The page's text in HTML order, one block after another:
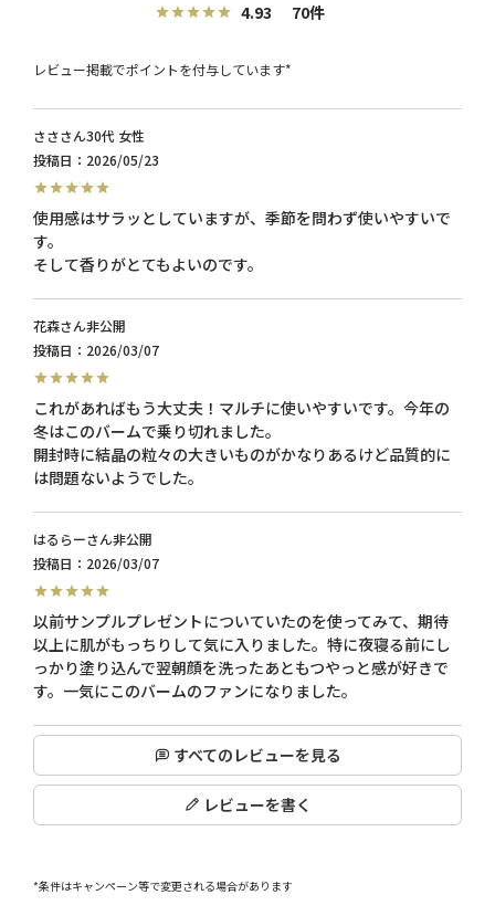
4.93 70
レビュー掲載でポイントを付与しています*
ささ 30代 女性
投稿日
2026/05/23
使用感はサラッとしていますが、季節を問わず使いやすいで
す。
花森
非公開
投稿日
2026/03/07
これがあればもう大丈夫！マルチに使いやすいです。今年の
冬はこのバームで乗り切れました。
開封時に結晶の粒々の大きいものがかなりあるけど品質的に
は問題ないようでした。
はるらー
非公開
投稿日
2026/03/07
以前サンプルプレゼントについていたのを使ってみて、期待
以上に肌がもっちりして気に入りました。特に夜寝る前にし
っかり塗り込んで翌朝顔を洗ったあともつやっと感が好きで
すべてのレビューを見る
レビューを書く
*条件はキャンペーン等で変更される場合があります